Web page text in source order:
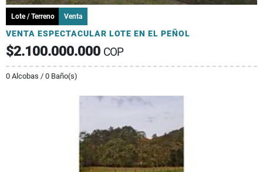
Lote / Terreno Venta
VENTA ESPECTACULAR LOTE EN EL PEÑOL
$2.100.000.000 COP
0 Alcobas / 0 Baño(s)